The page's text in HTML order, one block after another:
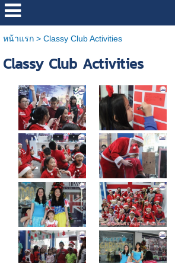
หน้าแรก> Classy Club Activities
Classy Club Activities